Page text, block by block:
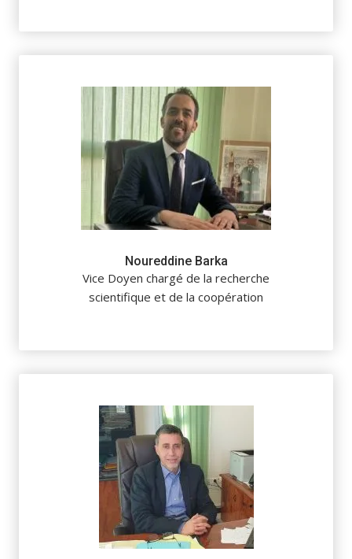
Noureddine Barka
Vice Doyen chargé de la recherche
scientifique et de la coopération